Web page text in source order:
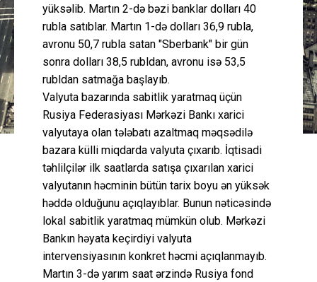
yüksəlib. Martın 2-də bəzi banklar dolları 40
rubla satıblar. Martın 1-də dolları 36,9 rubla,
avronu 50,7 rubla satan "Sberbank" bir gün
sonra dolları 38,5 rubldan, avronu isə 53,5
rubldan satmağa başlayıb.
Valyuta bazarında sabitlik yaratmaq üçün
Rusiya Federasiyası Mərkəzi Bankı xarici
valyutaya olan tələbatı azaltmaq məqsədilə
bazara külli miqdarda valyuta çıxarıb. İqtisadi
təhlilçilər ilk saatlarda satışa çıxarılan xarici
valyutanın həcminin bütün tarix boyu ən yüksək
həddə olduğunu açıqlayıblar. Bunun nəticəsində
lokal sabitlik yaratmaq mümkün olub. Mərkəzi
Bankın həyata keçirdiyi valyuta
intervensiyasının konkret həcmi açıqlanmayıb.
Martın 3-də yarım saat ərzində Rusiya fond